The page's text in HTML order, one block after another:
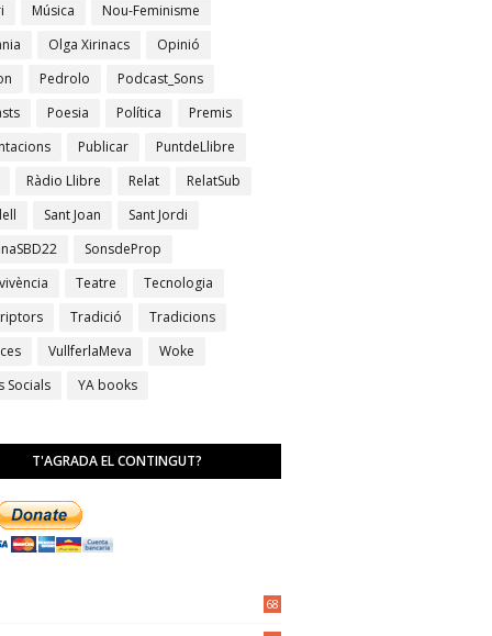
Música
Nou-Feminisme
Olga Xirinacs
Opinió
Pedrolo
Podcast_Sons
Poesia Política
Premis
Publicar
PuntdeLlibre
Ràdio Llibre Relat
RelatSub
Sant Joan
Sant Jordi
SonsdeProp
Teatre
Tecnologia
Tradició
Tradicions
VullferlaMeva
Woke
Socials
YA books
T'AGRADA EL CONTINGUT?
68